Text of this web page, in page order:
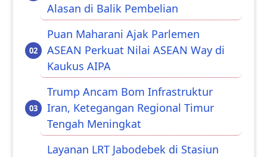
Alasan di Balik Pembelian
Puan Maharani Ajak Parlemen
ASEAN Perkuat Nilai ASEAN Way di
Kaukus AIPA
Trump Ancam Bom Infrastruktur
Iran, Ketegangan Regional Timur
Tengah Meningkat
Layanan LRT Jabodebek di Stasiun